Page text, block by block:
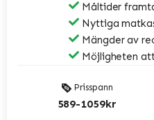
Måltider
Nyttiga
Mängder av
Möjligheten
Prisspann
589-1059kr